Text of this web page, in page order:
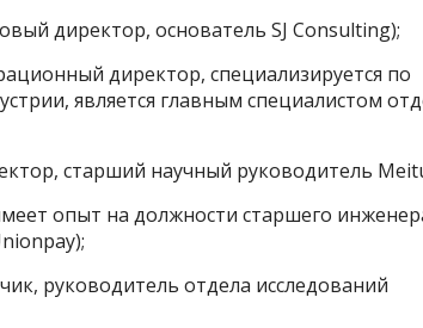
директор, основатель SJ Consulting);
директор, специализируется по
является главным специалистом
старший научный руководитель
опыт на должности старшего
руководитель отдела исследований